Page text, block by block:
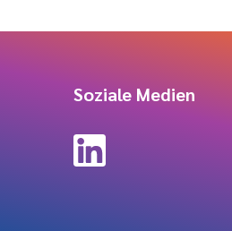
Soziale Medien